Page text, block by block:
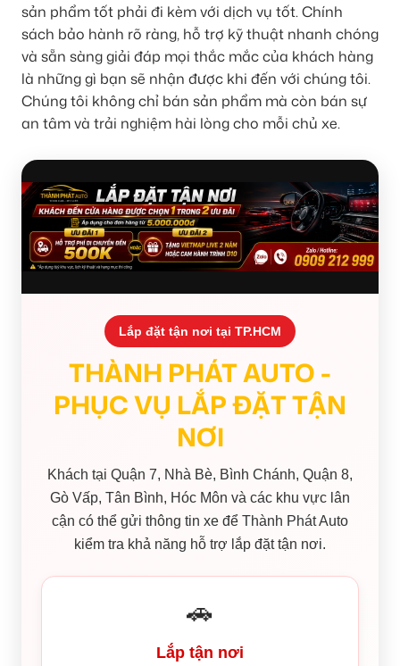
sản phẩm tốt phải đi kèm với dịch vụ tốt. Chính
sách bảo hành rõ ràng, hỗ trợ kỹ thuật nhanh chóng
và sẵn sàng giải đáp mọi thắc mắc của khách hàng
là những gì bạn sẽ nhận được khi đến với chúng tôi.
Chúng tôi không chỉ bán sản phẩm mà còn bán sự
an tâm và trải nghiệm hài lòng cho mỗi chủ xe.
Lắp đặt tận nơi tại TP.HCM
THÀNH PHÁT AUTO -
PHỤC VỤ LẮP ĐẶT TẬN
NƠI
Khách tại Quận 7, Nhà Bè, Bình Chánh, Quận 8,
Gò Vấp, Tân Bình, Hóc Môn và các khu vực lân
cận có thể gửi thông tin xe để Thành Phát Auto
kiểm tra khả năng hỗ trợ lắp đặt tận nơi.
🚗
Lắp tận nơi